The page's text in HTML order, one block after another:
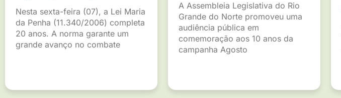
Nesta sexta-feira (07), a Lei Maria
da Penha (11.340/2006) completa
20 anos. A norma garante um
grande avanço no combate
A Assembleia Legislativa do Rio
Grande do Norte promoveu uma
audiência pública em
comemoração aos 10 anos da
campanha Agosto